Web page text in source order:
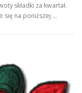
składki za kwartał.
się na poniższej …